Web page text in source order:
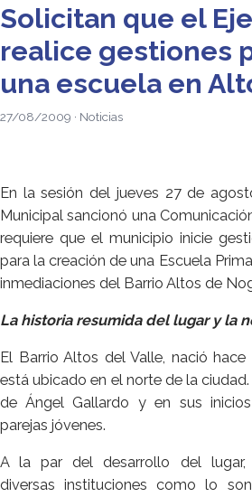
Solicitan que el
realice gestiones
una escuela en
27/08/2009 · Noticias
En la sesión del jueves 27 de
Municipal sancionó una
requiere que el municipio inicie
para la creación de una Escuela
inmediaciones del Barrio Altos de
La historia resumida del lugar y la
El Barrio Altos del Valle, nació
está ubicado en el norte de la
de Ángel Gallardo y en sus
parejas jóvenes.
A la par del desarrollo del lugar,
diversas instituciones como lo